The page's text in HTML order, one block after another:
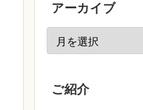
アーカイブ
ご紹介